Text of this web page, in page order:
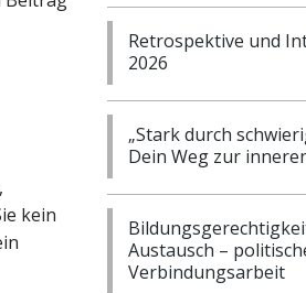
kein
Retrospektive und
2026
„Stark durch
Dein Weg zur
Austausch –
Verbindungsarbeit